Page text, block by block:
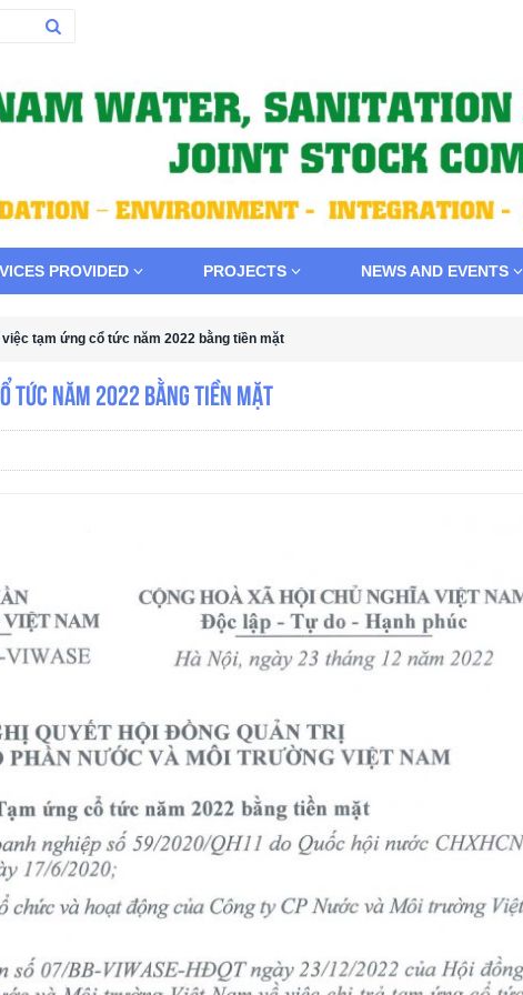
PROVIDED PROJECTS NEWS AND EVENTS
việc tạm ứng cổ tức năm 2022 bằng tiền mặt
tức năm 2022 bằng tiền mặt